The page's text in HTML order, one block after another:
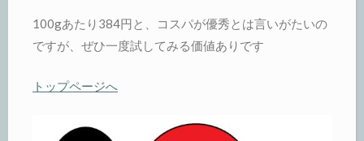
100gあたり384円と、コスパが優秀とは言いがたいの
ですが、ぜひ一度試してみる価値ありです
トップページへ